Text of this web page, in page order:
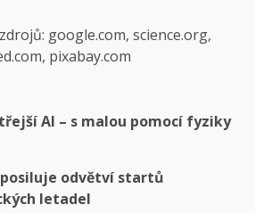
google.com, science.org,
pixabay.com
AI – s malou pomocí fyziky
posiluje odvětví startů
letadel